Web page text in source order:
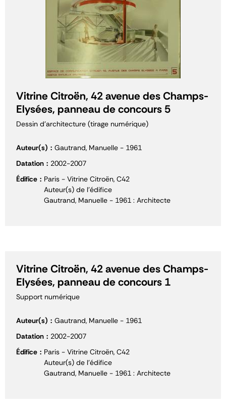
Vitrine Citroën, 42 avenue des Champs-
Elysées, panneau de concours 5
Dessin d'architecture (tirage numérique)
Auteur(s)
Gautrand, Manuelle - 1961
Datation
2002-2007
Édifice
Paris - Vitrine Citroën, C42
Auteur(s) de l'édifice
Gautrand, Manuelle - 1961 : Architecte
Vitrine Citroën, 42 avenue des Champs-
Elysées, panneau de concours 1
Support numérique
Auteur(s)
Gautrand, Manuelle - 1961
Datation
2002-2007
Édifice
Paris - Vitrine Citroën, C42
Auteur(s) de l'édifice
Gautrand, Manuelle - 1961 : Architecte